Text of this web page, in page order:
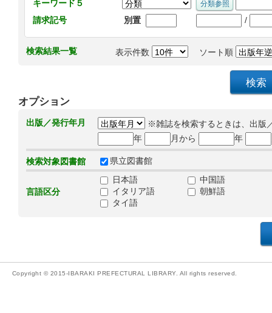
キーワード５
請求記号
別置 /
検索結果一覧 表示件数 ソート順
オプション
出版／発行年月
※雑誌を検索するときは、出版
年
月から 年
検索対象図書館 県立図書館
言語区分
日本語
中国語
イタリア語
朝鮮語
タイ語
Copyright © 2015-IBARAKI PREFECTURAL LIBRARY. All rights reserved.